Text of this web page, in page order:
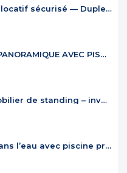
Investissement locatif sécurisé — Duplex à Anse Marcel
VILLA VUE MER PANORAMIQUE AVEC PISCINE À DÉBORDEMENT
Ensemble immobilier de standing – investissement locatif premium
Maison pieds dans l’eau avec piscine privée